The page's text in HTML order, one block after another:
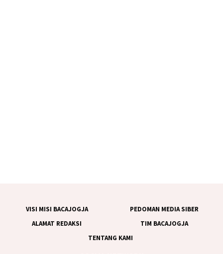
VISI MISI BACAJOGJA
PEDOMAN MEDIA SIBER
ALAMAT REDAKSI
TIM BACAJOGJA
TENTANG KAMI